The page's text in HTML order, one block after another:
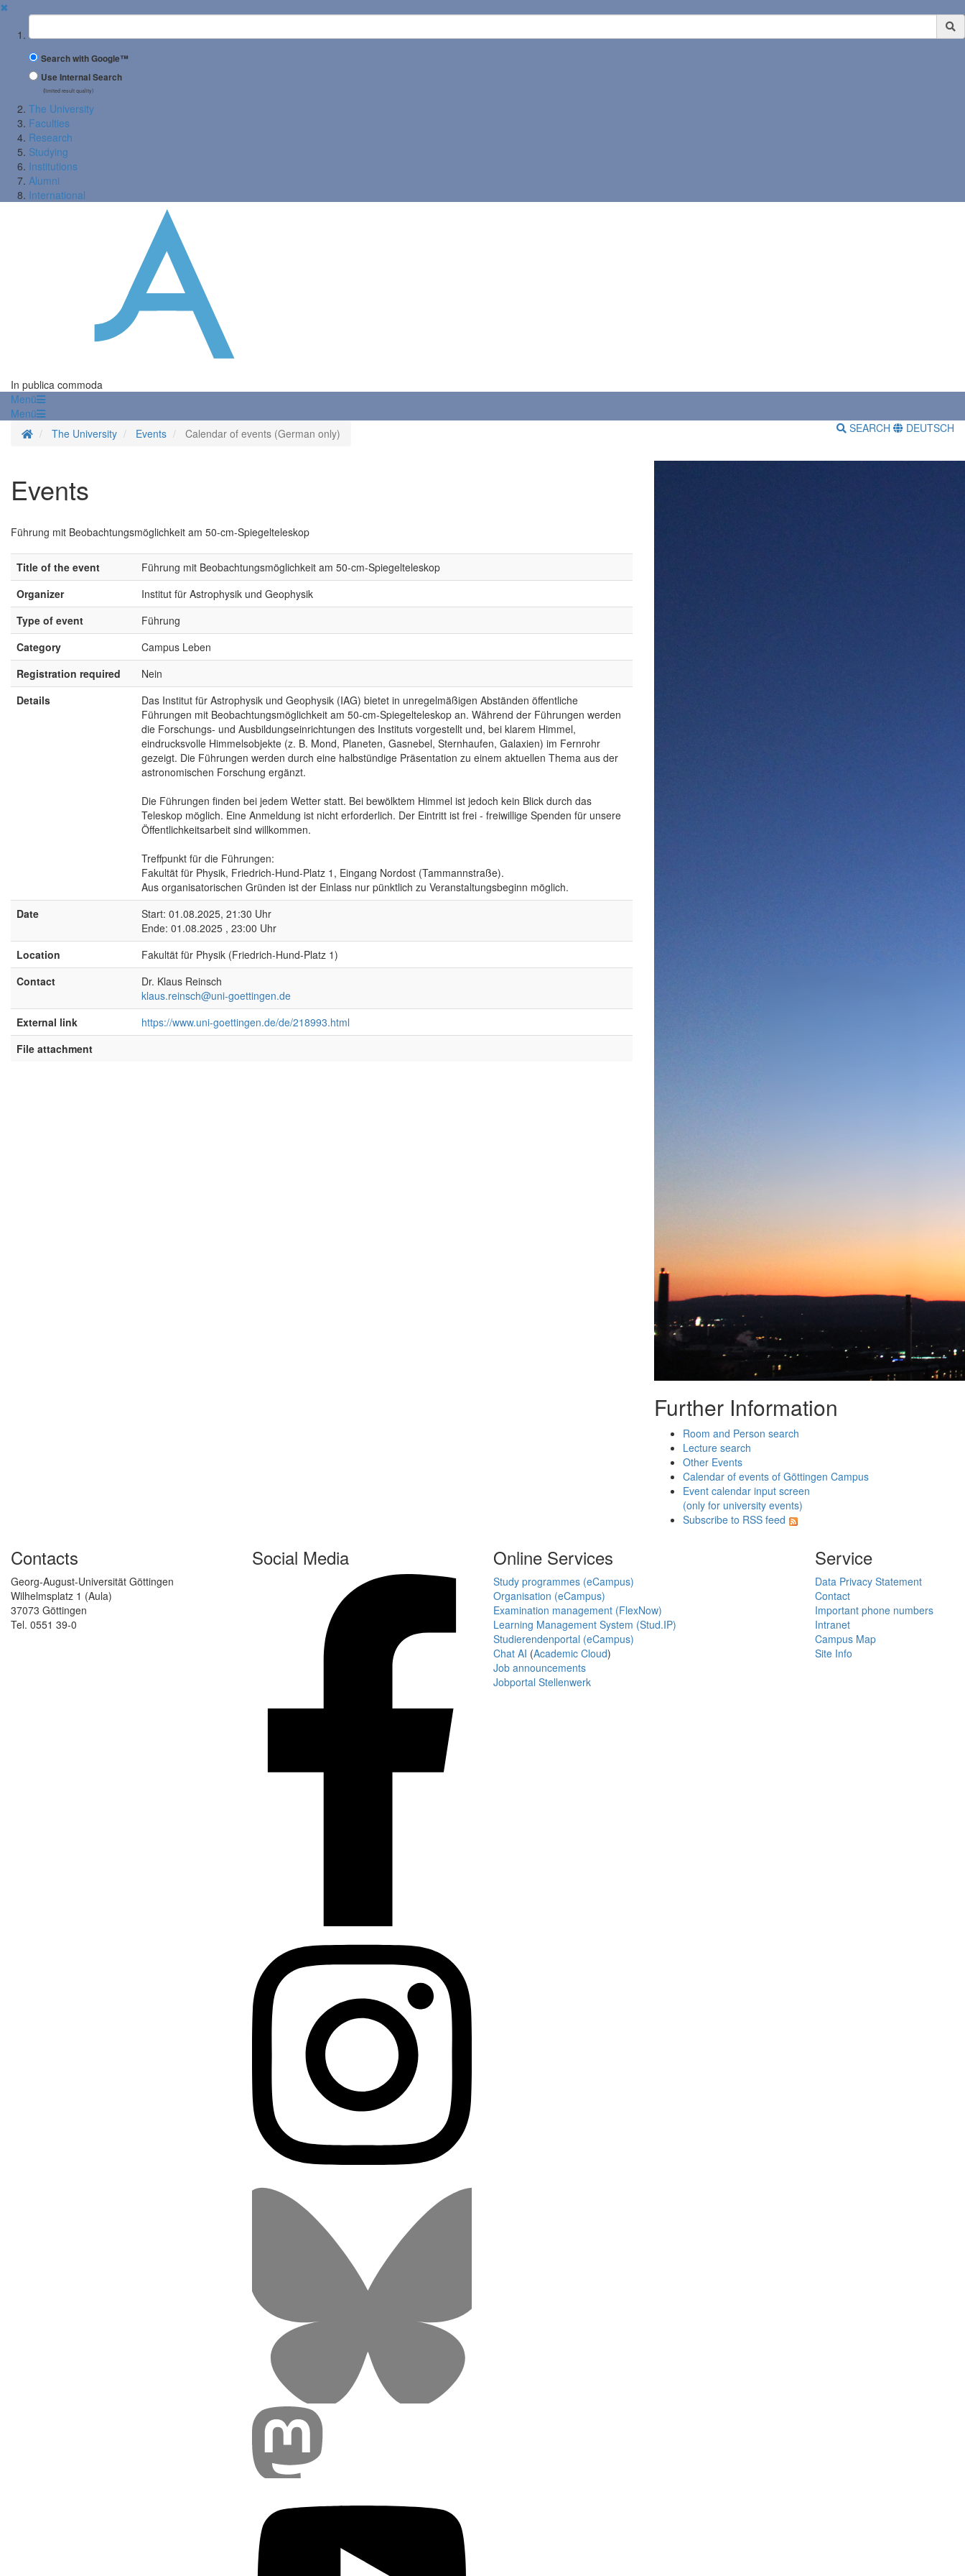
✖
Suchbegriff
Search with Google™
Use Internal Search
(limited result quality)
The University
Faculties
Research
Studying
Institutions
Alumni
International
In publica commoda
Menü
Menü
Homepage
The University Events Calendar of events (German only) SEARCH DEUTSCH
Events
Führung mit Beobachtungsmöglichkeit am 50-cm-Spiegelteleskop
Title of the event
Führung mit Beobachtungsmöglichkeit am 50-cm-Spiegelteleskop
Organizer
Institut für Astrophysik und Geophysik
Type of event
Führung
Category
Campus Leben
Registration required
Nein
Details
Das Institut für Astrophysik und Geophysik (IAG) bietet in unregelmäßigen Abständen öffentliche
Führungen mit Beobachtungsmöglichkeit am 50-cm-Spiegelteleskop an. Während der Führungen werden
die Forschungs- und Ausbildungseinrichtungen des Instituts vorgestellt und, bei klarem Himmel,
eindrucksvolle Himmelsobjekte (z. B. Mond, Planeten, Gasnebel, Sternhaufen, Galaxien) im Fernrohr
gezeigt. Die Führungen werden durch eine halbstündige Präsentation zu einem aktuellen Thema aus der
astronomischen Forschung ergänzt.
Die Führungen finden bei jedem Wetter statt. Bei bewölktem Himmel ist jedoch kein Blick durch das
Teleskop möglich. Eine Anmeldung ist nicht erforderlich. Der Eintritt ist frei - freiwillige Spenden für unsere
Öffentlichkeitsarbeit sind willkommen.
Treffpunkt für die Führungen:
Fakultät für Physik, Friedrich-Hund-Platz 1, Eingang Nordost (Tammannstraße).
Aus organisatorischen Gründen ist der Einlass nur pünktlich zu Veranstaltungsbeginn möglich.
Date
Start: 01.08.2025, 21:30 Uhr
Ende: 01.08.2025 , 23:00 Uhr
Location
Fakultät für Physik (Friedrich-Hund-Platz 1)
Contact
Dr. Klaus Reinsch
klaus.reinsch@uni-goettingen.de
External link
https://www.uni-goettingen.de/de/218993.html
File attachment
Further Information
Room and Person search
Lecture search
Other Events
Calendar of events of Göttingen Campus
Event calendar input screen
(only for university events)
Subscribe to RSS feed
Contacts
Georg-August-Universität Göttingen
Wilhelmsplatz 1 (Aula)
37073 Göttingen
Tel. 0551 39-0
Social Media Online Services
Study programmes (eCampus)
Organisation (eCampus)
Examination management (FlexNow)
Learning Management System (Stud.IP)
Studierendenportal (eCampus)
Chat AI (Academic Cloud)
Job announcements
Jobportal Stellenwerk
Service
Data Privacy Statement
Contact
Important phone numbers
Intranet
Campus Map
Site Info